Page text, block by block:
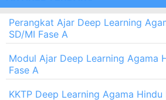
ARTIKEL TERBARU
Perangkat Ajar Deep Learning
SD/MI Fase A
Modul Ajar Deep Learning Agama
Fase A